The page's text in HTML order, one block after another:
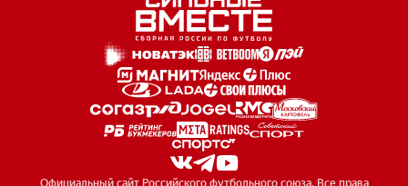
Официальный сайт Российского футбольного союза. Все права